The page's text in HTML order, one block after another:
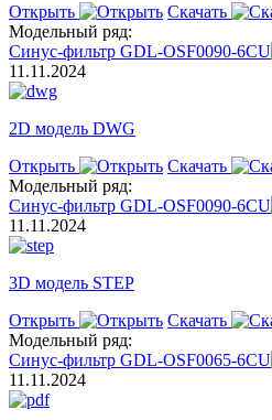
Открыть
Скачать
Модельный ряд:
Синус-фильтр GDL-OSF0090-6CU
11.11.2024
2D модель DWG
Открыть
Скачать
Модельный ряд:
Синус-фильтр GDL-OSF0090-6CU
11.11.2024
3D модель STEP
Открыть
Скачать
Модельный ряд:
Синус-фильтр GDL-OSF0065-6CU
11.11.2024